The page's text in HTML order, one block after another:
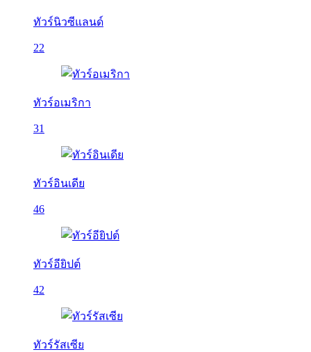
ทัวร์นิวซีแลนด์
22
ทัวร์อเมริกา
31
ทัวร์อินเดีย
46
ทัวร์อียิปต์
42
ทัวร์รัสเซีย